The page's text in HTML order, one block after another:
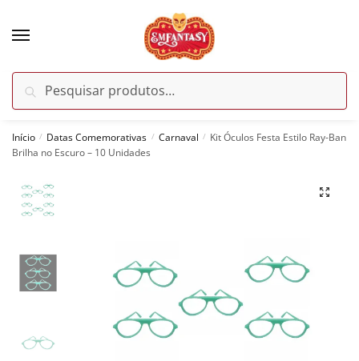
por:
Pesquisar
Início / Datas Comemorativas / Carnaval / Kit Óculos Festa Estilo Ray-Ban
Brilha no Escuro – 10 Unidades